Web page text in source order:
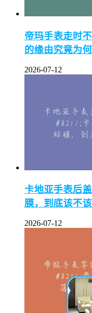
帝玛手表走时
的缘由究竟为何
2026-07-12
卡地亚手表后
膜，到底该不该
2026-07-12